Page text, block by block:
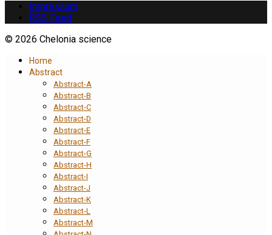
Impressum
RSS Feed
© 2026 Chelonia science
Home
Abstract
Abstract-A
Abstract-B
Abstract-C
Abstract-D
Abstract-E
Abstract-F
Abstract-G
Abstract-H
Abstract-I
Abstract-J
Abstract-K
Abstract-L
Abstract-M